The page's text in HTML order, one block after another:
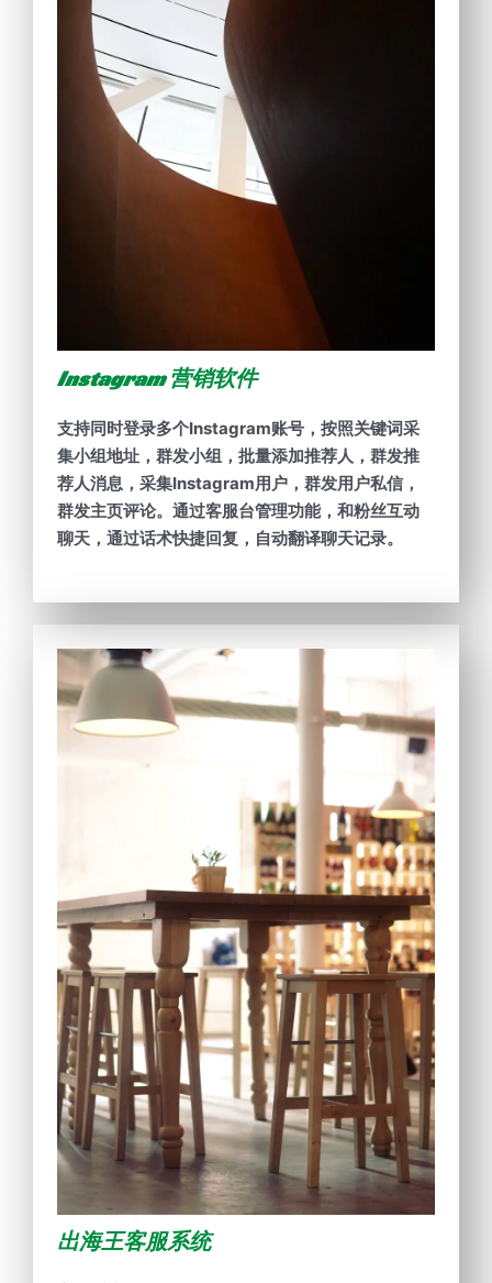
Instagram 营销软件
支持同时登录多个Instagram账号，按照关键词采
集小组地址，群发小组，批量添加推荐人，群发推
荐人消息，采集Instagram用户，群发用户私信，
群发主页评论。通过客服台管理功能，和粉丝互动
聊天，通过话术快捷回复，自动翻译聊天记录。
出海王客服系统